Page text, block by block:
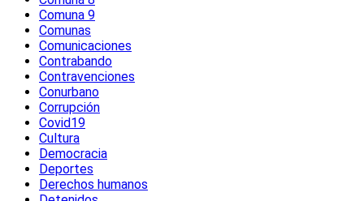
Comuna 9
Comunas
Comunicaciones
Contrabando
Contravenciones
Conurbano
Corrupción
Covid19
Cultura
Democracia
Deportes
Derechos humanos